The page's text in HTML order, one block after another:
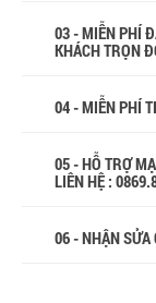
03 - MIỄN PHÍ
KHÁCH TRỌN
04 - MIỄN PHÍ
05 - HỖ TRỢ
LIÊN HỆ :
06 - NHẬN SỬA